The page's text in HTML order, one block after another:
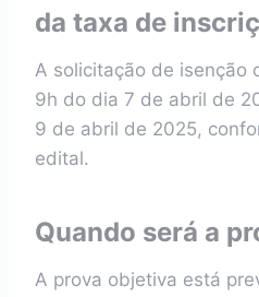
da taxa de
A solicitação de isenção
9h do dia 7 de abril de
9 de abril de 2025,
edital.
Quando será a
A prova objetiva está